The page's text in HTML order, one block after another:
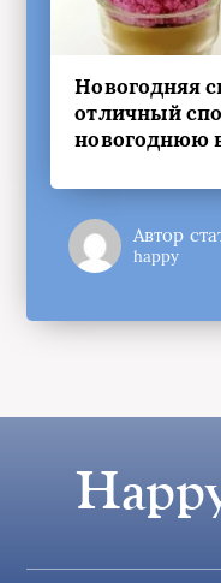
Новогодняя
отличный
новогоднюю
Автор
happy